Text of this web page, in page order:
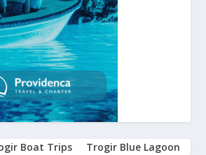
Boat Trips Trogir Blue Lagoon